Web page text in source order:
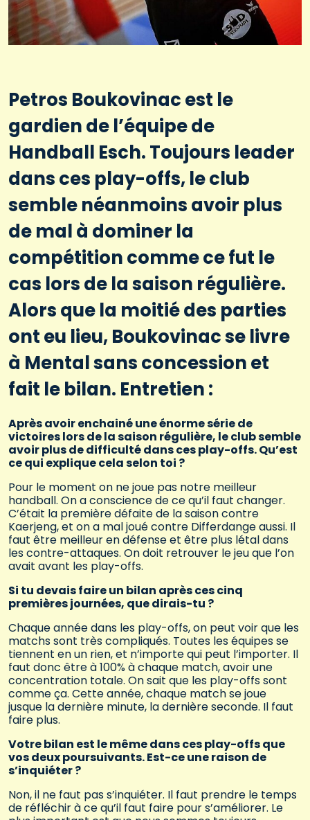
Petros Boukovinac est le
gardien de l’équipe de
Handball Esch. Toujours leader
dans ces play-offs, le club
semble néanmoins avoir plus
de mal à dominer la
compétition comme ce fut le
cas lors de la saison régulière.
Alors que la moitié des parties
ont eu lieu, Boukovinac se livre
à Mental sans concession et
fait le bilan. Entretien :
Après avoir enchainé une énorme série de
victoires lors de la saison régulière, le club semble
avoir plus de difficulté dans ces play-offs. Qu’est
ce qui explique cela selon toi ?
Pour le moment on ne joue pas notre meilleur
handball. On a conscience de ce qu’il faut changer.
C’était la première défaite de la saison contre
Kaerjeng, et on a mal joué contre Differdange aussi. Il
faut être meilleur en défense et être plus létal dans
les contre-attaques. On doit retrouver le jeu que l’on
avait avant les play-offs.
Si tu devais faire un bilan après ces cinq
premières journées, que dirais-tu ?
Chaque année dans les play-offs, on peut voir que les
matchs sont très compliqués. Toutes les équipes se
tiennent en un rien, et n’importe qui peut l’importer. Il
faut donc être à 100% à chaque match, avoir une
concentration totale. On sait que les play-offs sont
comme ça. Cette année, chaque match se joue
jusque la dernière minute, la dernière seconde. Il faut
faire plus.
Votre bilan est le même dans ces play-offs que
vos deux poursuivants. Est-ce une raison de
s’inquiéter ?
Non, il ne faut pas s’inquiéter. Il faut prendre le temps
de réfléchir à ce qu’il faut faire pour s’améliorer. Le